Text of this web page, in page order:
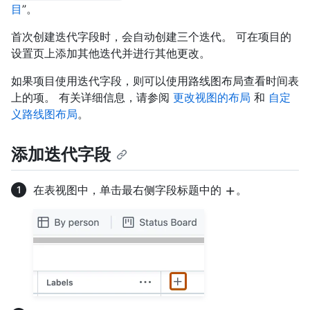
目”。
首次创建迭代字段时，会自动创建三个迭代。 可在项目的
设置页上添加其他迭代并进行其他更改。
如果项目使用迭代字段，则可以使用路线图布局查看时间表
上的项。 有关详细信息，请参阅 更改视图的布局 和 自定
义路线图布局。
添加迭代字段
在表视图中，单击最右侧字段标题中的 。